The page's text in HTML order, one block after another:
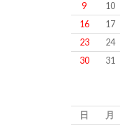
9
10
16
17
23
24
30
31
日 月